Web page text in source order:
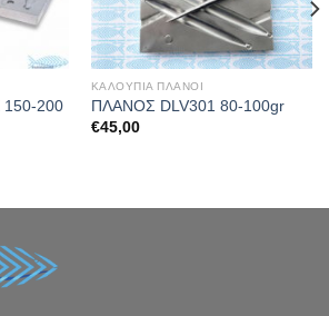
200
ΚΑΛΟΥΠΙΑ ΠΛΑΝΟΙ
ΠΛΑΝΟΣ DLV301 80-100gr
€45,00